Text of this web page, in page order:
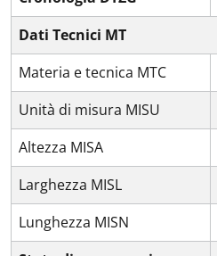
Dati Tecnici MT
Materia e tecnica MTC
Unità di misura MISU
Altezza MISA
Larghezza MISL
Lunghezza MISN